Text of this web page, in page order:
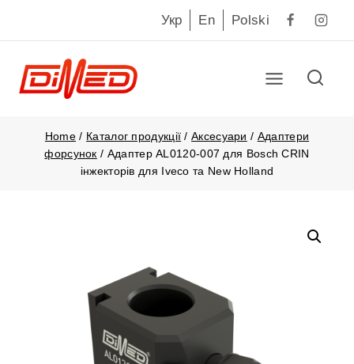
Укр En Polski
Home / Каталог продукції / Аксесуари / Адаптери
форсунок / Адаптер AL0120-007 для Bosch CRIN
інжекторів для Iveco та New Holland